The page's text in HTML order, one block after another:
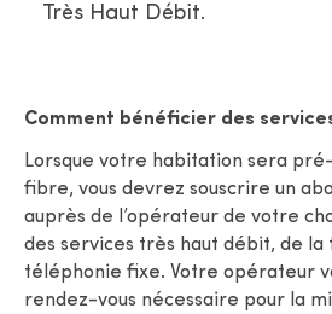
Très Haut Débit.
Comment bénéficier des
Lorsque votre habitation sera
fibre, vous devrez souscrire un
auprès de l’opérateur de votre
des services très haut débit, de la
téléphonie fixe. Votre opérateur
rendez-vous nécessaire pour la